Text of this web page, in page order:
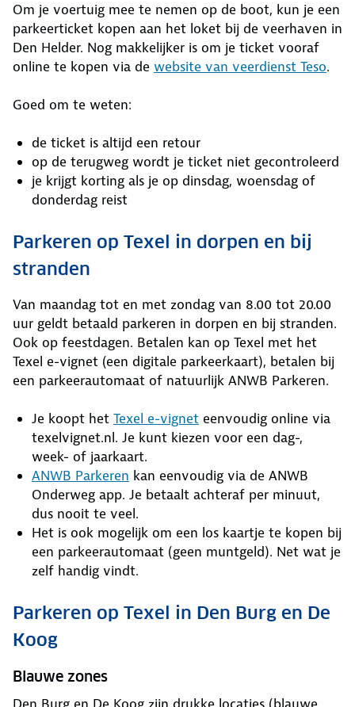
Om je voertuig mee te nemen op de boot, kun je een
parkeerticket kopen aan het loket bij de veerhaven in
Den Helder. Nog makkelijker is om je ticket vooraf
online te kopen via de website van veerdienst Teso.
Goed om te weten:
de ticket is altijd een retour
op de terugweg wordt je ticket niet gecontroleerd
je krijgt korting als je op dinsdag, woensdag of
donderdag reist
Parkeren op Texel in dorpen en bij
stranden
Van maandag tot en met zondag van 8.00 tot 20.00
uur geldt betaald parkeren in dorpen en bij stranden.
Ook op feestdagen. Betalen kan op Texel met het
Texel e-vignet (een digitale parkeerkaart), betalen bij
een parkeerautomaat of natuurlijk ANWB Parkeren.
Je koopt het Texel e-vignet eenvoudig online via
texelvignet.nl. Je kunt kiezen voor een dag-,
week- of jaarkaart.
ANWB Parkeren kan eenvoudig via de ANWB
Onderweg app. Je betaalt achteraf per minuut,
dus nooit te veel.
Het is ook mogelijk om een los kaartje te kopen bij
een parkeerautomaat (geen muntgeld). Net wat je
zelf handig vindt.
Parkeren op Texel in Den Burg en De
Koog
Blauwe zones